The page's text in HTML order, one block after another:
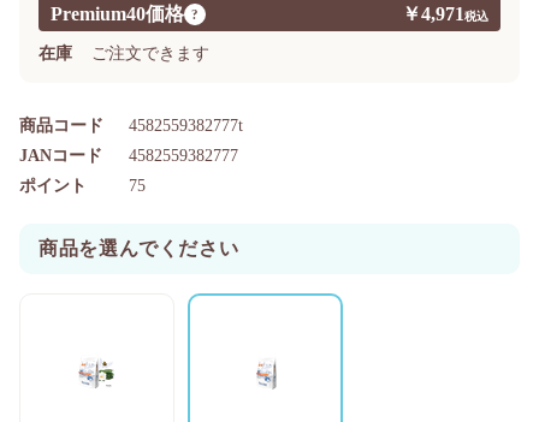
Premium40価格 ? ￥4,971
在庫 ご注文できます
商品コード 4582559382777t
ポイント 75
JANコード 4582559382777
商品を選んでください